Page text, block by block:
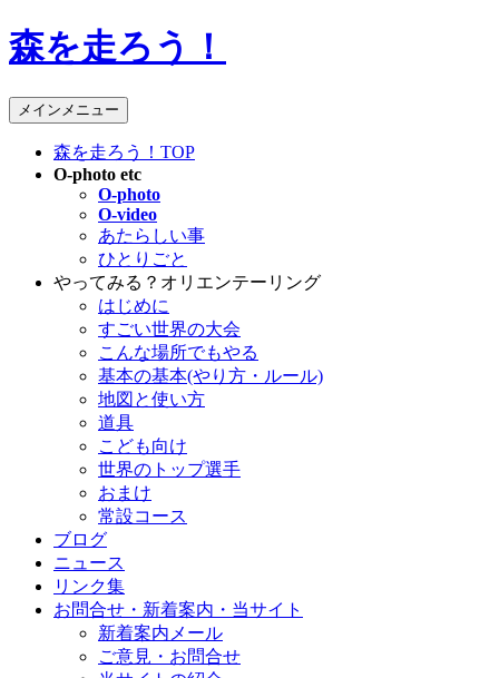
コ
ン
ン
ツ
森を走ろう！
検
索
メインメニュー
森を走ろう！TOP
O-photo etc
O-photo
O-video
あたらしい事
ひとりごと
やってみる？オリエンテーリング
はじめに
すごい世界の大会
こんな場所でもやる
基本の基本(やり方・ルール)
地図と使い方
道具
こども向け
世界のトップ選手
おまけ
常設コース
ブログ
ニュース
リンク集
お問合せ・新着案内・当サイト
新着案内メール
ご意見・お問合せ